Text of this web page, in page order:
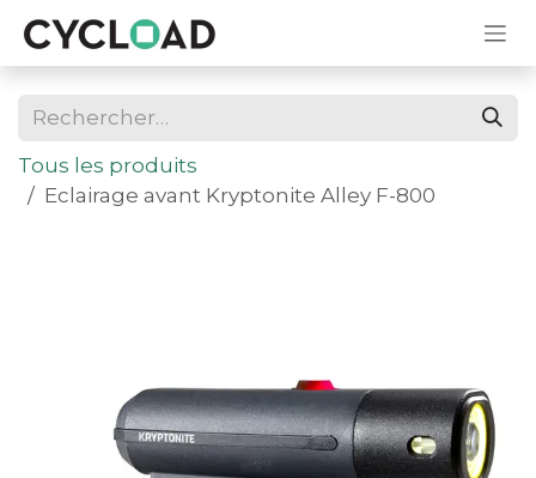
Se rendre au contenu
Tous les produits
Eclairage avant Kryptonite Alley F-800